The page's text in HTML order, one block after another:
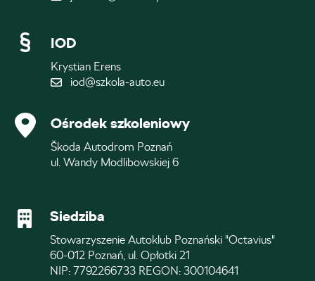
IOD
Krystian Erens
iod@szkola-auto.eu
Ośrodek szkoleniowy
Škoda Autodrom Poznań
ul. Wandy Modlibowskiej 6
Siedziba
Stowarzyszenie Autoklub Poznański "Octavius"
60-012 Poznań, ul. Opłotki 21
NIP: 7792266733 REGON: 300104641